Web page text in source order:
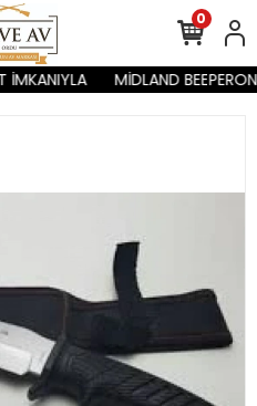
İMKANIYLA MİDLAND
0